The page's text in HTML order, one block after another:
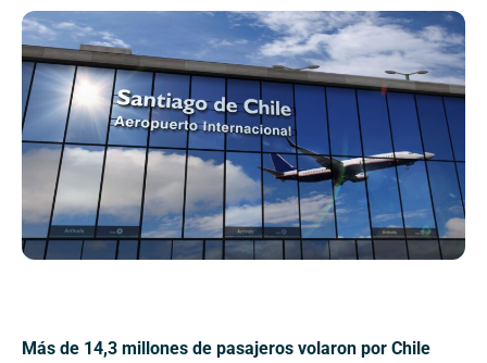
Más de 14,3 millones de pasajeros volaron por Chile